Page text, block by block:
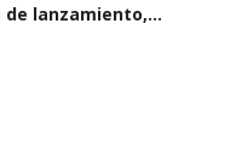
lanzamiento,